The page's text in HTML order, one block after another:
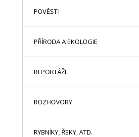
POVĚSTI
PŘÍRODA A EKOLOGIE
REPORTÁŽE
ROZHOVORY
RYBNÍKY, ŘEKY, ATD.